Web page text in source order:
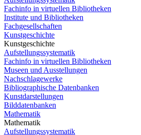
Fachinfo in virtuellen Bibliotheken
Institute und Bibliotheken
Fachgesellschaften
Kunstgeschichte
Kunstgeschichte
Aufstellungssystematik
Fachinfo in virtuellen Bibliotheken
Museen und Ausstellungen
Nachschlagewerke
Bibliographische Datenbanken
Kunstdarstellungen
Bilddatenbanken
Mathematik
Mathematik
Aufstellungssystematik